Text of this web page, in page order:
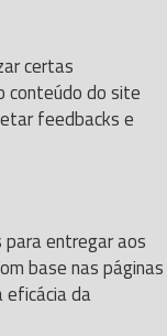
certas
conteúdo do site
feedbacks e
para entregar aos
base nas páginas
eficácia da